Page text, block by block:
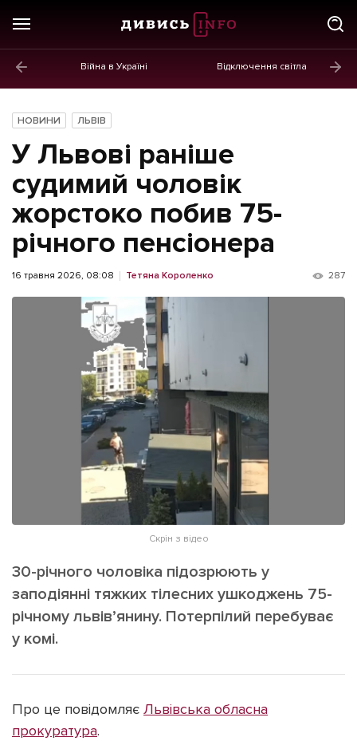
Війна в Україні Відключення світла
Новини
Політика
Економіка
Бізнес
Життя
Культура
Афіша
Розслідування
Ініціативи
Прес-релізи
Фото/Відео
Made in Lviv
Зв'язатися з нами
[email protected]
Наші соц мережі
НОВИНИ ЛЬВІВ
У Львові раніше
судимий чоловік
жорстоко побив 75-
річного пенсіонера
16 травня 2026, 08:08 Тетяна Короленко 287
Скрін з відео
30-річного чоловіка підозрюють у
заподіянні тяжких тілесних ушкоджень 75-
річному львів’янину. Потерпілий перебуває
у комі.
Про це повідомляє Львівська обласна
прокуратура.